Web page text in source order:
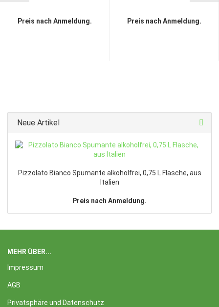
Preis nach Anmeldung. Preis nach Anmeldung.
Neue Artikel
Pizzolato Bianco Spumante alkoholfrei, 0,75 L Flasche, aus
Italien
Preis nach Anmeldung.
MEHR ÜBER...
Impressum
AGB
Privatsphäre und Datenschutz